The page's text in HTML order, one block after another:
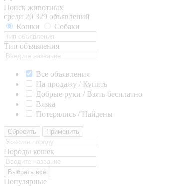
Поиск животных
среди 20 329 объявлений
Кошки
Собаки
Тип объявления
Все объявления
На продажу / Купить
Добрые руки / Взять бесплатно
Вязка
Потерялись / Найдены
Сбросить Применить
Породы кошек
Выбрать все
Популярные